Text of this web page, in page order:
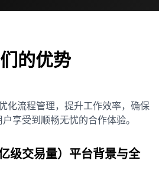
的优势
化流程管理，提升工作效率，确保
享受到顺畅无忧的合作体验。
级交易量）平台背景与全